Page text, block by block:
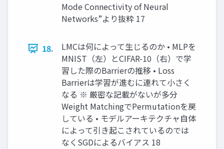
Mode Connectivity of Neural
Networks”より抜粋 17
18.
LMCは何によって生じるのか • MLPを
MNIST（左）とCIFAR-10（右）で学
習した際のBarrierの推移 • Loss
Barrierは学習が進むに連れて小さく
なる ※ 厳密な記載がないが多分
Weight MatchingでPermutationを戻
している • モデルアーキテクチャ自体
によって引き起こされているのでは
なくSGDによるバイアス 18